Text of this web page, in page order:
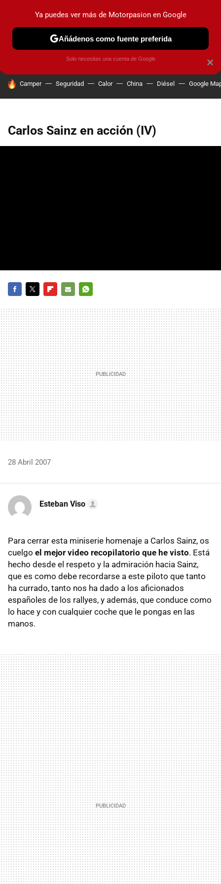
PRUEBAS COCHES ELÉCTRICOS OBSERVATORIO
HOY SE HABLA DE
Camper Seguridad Calor China Diésel Google
Carlos Sainz en acción (IV)
MAIL
28 Abril 2007
Esteban Viso
Para cerrar esta miniserie homenaje a Carlos Sainz, os
cuelgo el mejor video recopilatorio que he visto. Está
hecho desde el respeto y la admiración hacia Sainz,
que es como debe recordarse a este piloto que tanto
ha currado, tanto nos ha dado a los aficionados
españoles de los rallyes, y además, que conduce como
lo hace y con cualquier coche que le pongas en las
manos.
×
Ya puedes ver más de Motorpasion en Google
Añádenos como fuente preferida
Solo necesitas una cuenta de Google